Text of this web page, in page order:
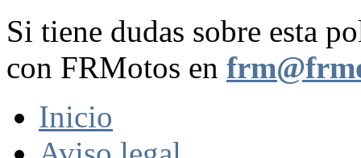
Si tiene dudas sobre esta
con FRMotos en
Inicio